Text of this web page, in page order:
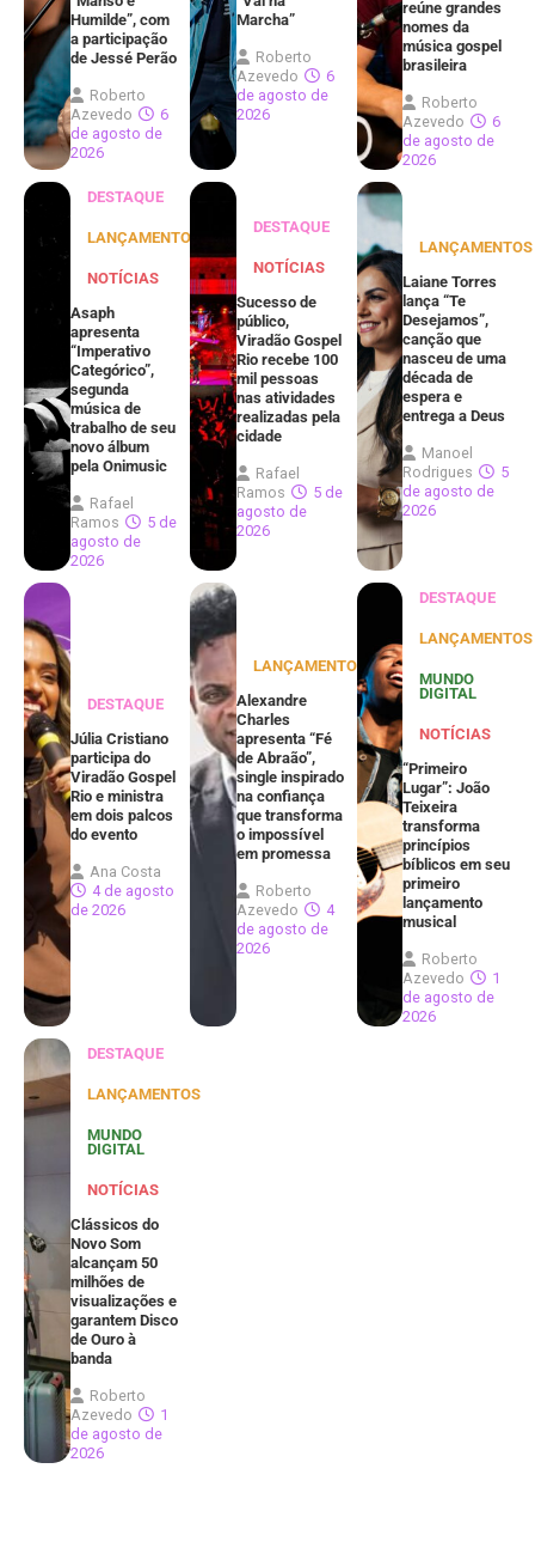
Humilde”, com
a participação
de Jessé Perão
Roberto
Azevedo
6
de agosto de
2026
Marcha”
Roberto
Azevedo
6
de agosto de
2026
reúne grandes
nomes da
música gospel
brasileira
Roberto
Azevedo
6
de agosto de
2026
DESTAQUE
LANÇAMENTOS
NOTÍCIAS
Asaph
apresenta
“Imperativo
Categórico”,
segunda
música de
trabalho de seu
novo álbum
pela Onimusic
Rafael
Ramos
5 de
agosto de
2026
DESTAQUE
NOTÍCIAS
Sucesso de
público,
Viradão Gospel
Rio recebe 100
mil pessoas
nas atividades
realizadas pela
cidade
Rafael
Ramos
5 de
agosto de
2026
LANÇAMENTOS
Laiane Torres
lança “Te
Desejamos”,
canção que
nasceu de uma
década de
espera e
entrega a Deus
Manoel
Rodrigues
5
de agosto de
2026
DESTAQUE
Júlia Cristiano
participa do
Viradão Gospel
Rio e ministra
em dois palcos
do evento
Ana Costa
4 de agosto
de 2026
LANÇAMENTOS
Alexandre
Charles
apresenta “Fé
de Abraão”,
single inspirado
na confiança
que transforma
o impossível
em promessa
Roberto
Azevedo
4
de agosto de
2026
DESTAQUE
LANÇAMENTOS
MUNDO
DIGITAL
NOTÍCIAS
“Primeiro
Lugar”: João
Teixeira
transforma
princípios
bíblicos em seu
primeiro
lançamento
musical
Roberto
Azevedo
1
de agosto de
2026
DESTAQUE
LANÇAMENTOS
MUNDO
DIGITAL
NOTÍCIAS
Clássicos do
Novo Som
alcançam 50
milhões de
visualizações e
garantem Disco
de Ouro à
banda
Roberto
Azevedo
1
de agosto de
2026